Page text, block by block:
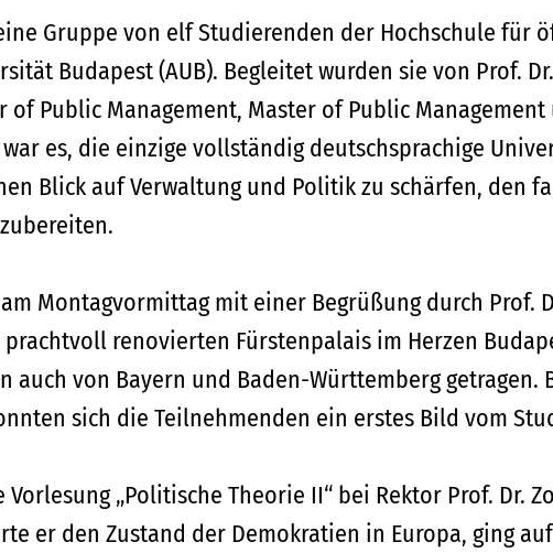
Gruppe von elf Studierenden der Hochschule für
Budapest (AUB). Begleitet wurden sie von Prof.
of Public Management, Master of Public
es, die einzige vollständig deutschsprachige
Blick auf Verwaltung und Politik zu schärfen, den
Montagvormittag mit einer Begrüßung durch Prof.
renovierten Fürstenpalais im Herzen
auch von Bayern und Baden-Württemberg
sich die Teilnehmenden ein erstes Bild vom
„Politische Theorie II“ bei Rektor Prof. Dr.
er den Zustand der Demokratien in Europa, ging